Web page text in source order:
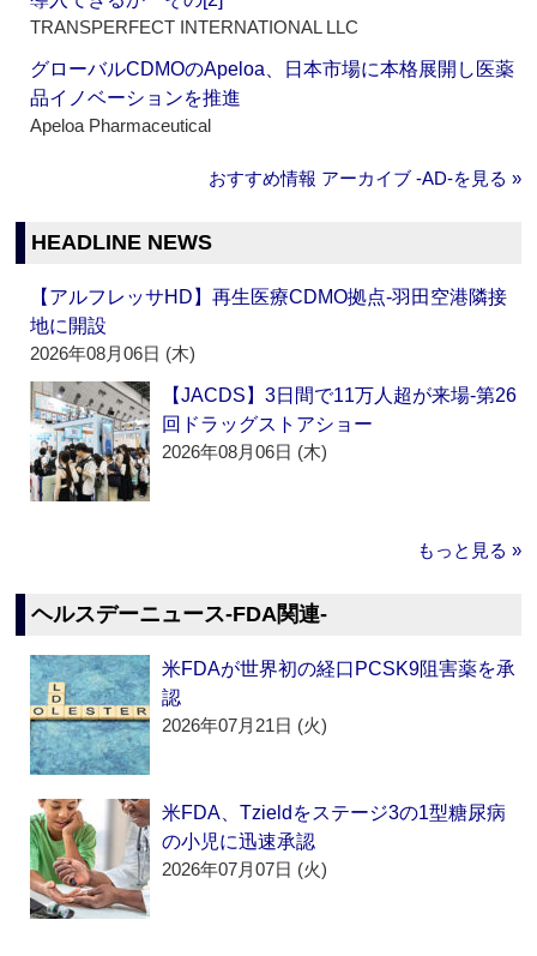
TRANSPERFECT INTERNATIONAL LLC
グローバルCDMOのApeloa、日本市場に本格展開し医薬
品イノベーションを推進
Apeloa Pharmaceutical
おすすめ情報 アーカイブ ‐AD‐を見る »
HEADLINE NEWS
【アルフレッサHD】再生医療CDMO拠点‐羽田空港隣接
地に開設
2026年08月06日 (木)
【JACDS】3日間で11万人超が来場‐第26
回ドラッグストアショー
2026年08月06日 (木)
もっと見る »
ヘルスデーニュース‐FDA関連‐
米FDAが世界初の経口PCSK9阻害薬を承
認
2026年07月21日 (火)
米FDA、Tzieldをステージ3の1型糖尿病
の小児に迅速承認
2026年07月07日 (火)